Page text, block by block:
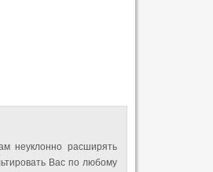
неуклонно расширять
Вас по любому